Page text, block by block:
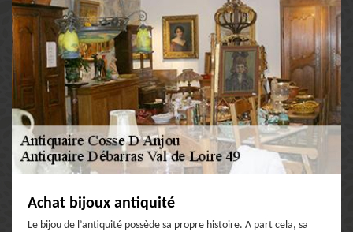
Achat bijoux antiquité
Le bijou de l’antiquité possède sa propre histoire. A part cela, sa